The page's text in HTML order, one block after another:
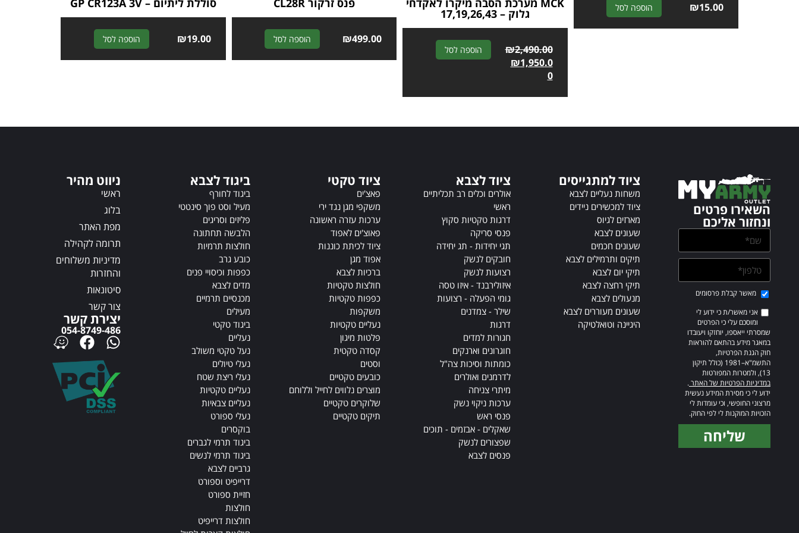
₪15.00 הוספה לסל
v
גלוק – 17,19,26,43
₪2,490.00
₪1,950.0
0
הוספה לסל
r
a
:
₪499.00 הוספה לסל
l
t
t
₪19.00 הוספה לסל
t
t
:
השאירו פרטים
ונחזור אליכם
מאשר קבלת פרסומים
אני מאשר/ת כי ידוע לי
ומוסכם עלי כי הפרטים
שמסרתי ייאספו, יוחזקו ויעובדו
במאגר מידע בהתאם להוראות
חוק הגנת הפרטיות,
התשמ"א–1981 (כולל תיקון
13), ולמטרות המפורטות
במדיניות הפרטיות של האתר.
ידוע לי כי מסירת המידע נעשית
מרצוני החופשי, וכי עומדות לי
הזכויות המוקנות לי לפי החוק.
שליחה
ציוד למתגייסים
משחות נעליים לצבא
ציוד למכשירים ניידים
מארזים לגיוס
שעונים לצבא
שעונים חכמים
תיקים ותרמילים לצבא
תיקי יום לצבא
תיקי רחצה לצבא
מנעולים לצבא
שעונים מעוררים לצבא
היגיינה וטואלטיקה
ציוד לצבא
אולרים וכלים רב תכליתיים
ראשי
דרגות טקטיות סקוץ
פנסי סריקה
תגי יחידות - תג יחידה
חובקים לנשק
רצועות לנשק
איזולירבנד - איזו טסה
גומי הפעלה - רצועות
שילר - צמדנים
דרגות
חגורות למדים
חוגרונים וארנקים
כומתות וסיכות צה"ל
לדרמנים ואולרים
מיתרי צניחה
ערכות ניקוי נשק
פנסי ראש
שאקלים - אבזמים - תוכים
שפצורים לנשק
פנסים לצבא
ציוד טקטי
פאצ'ים
משקפי מגן נגד ירי
ערכות עזרה ראשונה
פאוצ'ים לאפוד
ציוד לכיתת כוננות
אפוד מגן
ברכיות לצבא
חולצות טקטיות
כפפות טקטיות
משקפות
נעליים טקטיות
פלטות מיגון
קסדה טקטית
וסטים
כובעים טקטיים
מוצרים נלווים לחייל וללוחם
שלוקרים טקטיים
תיקים טקטיים
ביגוד לצבא
ביגוד לחורף
מעיל וסט פוך סינטטי
פליזים וסריגים
הלבשה תחתונה
חולצות תרמיות
כובע גרב
כפפות וכיסויי פנים
מדים לצבא
מכנסיים תרמיים
מעילים
ביגוד טקטי
נעליים
נעל טקטי משולב
נעלי טיולים
נעלי ריצת שטח
נעליים טקטיות
נעליים צבאיות
נעלי ספורט
בוקסרים
ביגוד תרמי לגברים
ביגוד תרמי לנשים
גרביים לצבא
דרייפיט וספורט
חזיית ספורט
חולצות
חולצות דרייפיט
ניווט מהיר
ראשי
בלוג
מפת האתר
תרומה לקהילה
מדיניות משלוחים
והחזרות
סיטונאות
צור קשר
יצירת קשר
054-8749-486